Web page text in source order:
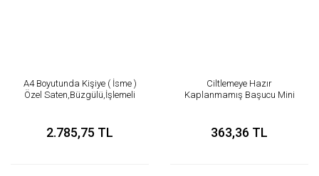
A4 Boyutunda Kişiye ( İsme )
Özel Saten,Büzgülü,İşlemeli
2.785,75 TL
Ciltlemeye Hazır
Kaplanmamış Başucu Mini
363,36 TL